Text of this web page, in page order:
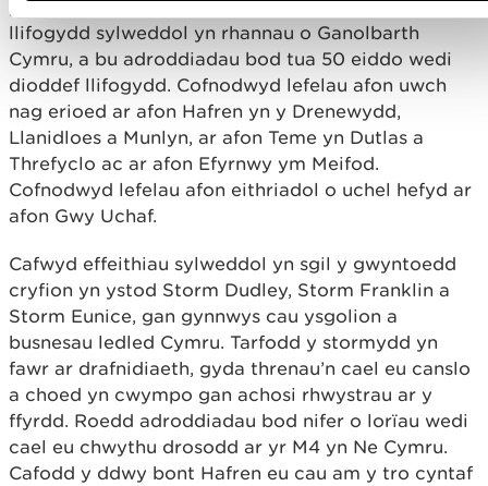
parhaus yn ystod y stormydd olynol, cafwyd
llifogydd sylweddol yn rhannau o Ganolbarth
Cymru, a bu adroddiadau bod tua 50 eiddo wedi
dioddef llifogydd. Cofnodwyd lefelau afon uwch
nag erioed ar afon Hafren yn y Drenewydd,
Llanidloes a Munlyn, ar afon Teme yn Dutlas a
Threfyclo ac ar afon Efyrnwy ym Meifod.
Cofnodwyd lefelau afon eithriadol o uchel hefyd ar
afon Gwy Uchaf.
Cafwyd effeithiau sylweddol yn sgil y gwyntoedd
cryfion yn ystod Storm Dudley, Storm Franklin a
Storm Eunice, gan gynnwys cau ysgolion a
busnesau ledled Cymru. Tarfodd y stormydd yn
fawr ar drafnidiaeth, gyda threnau’n cael eu canslo
a choed yn cwympo gan achosi rhwystrau ar y
ffyrdd. Roedd adroddiadau bod nifer o lorïau wedi
cael eu chwythu drosodd ar yr M4 yn Ne Cymru.
Cafodd y ddwy bont Hafren eu cau am y tro cyntaf